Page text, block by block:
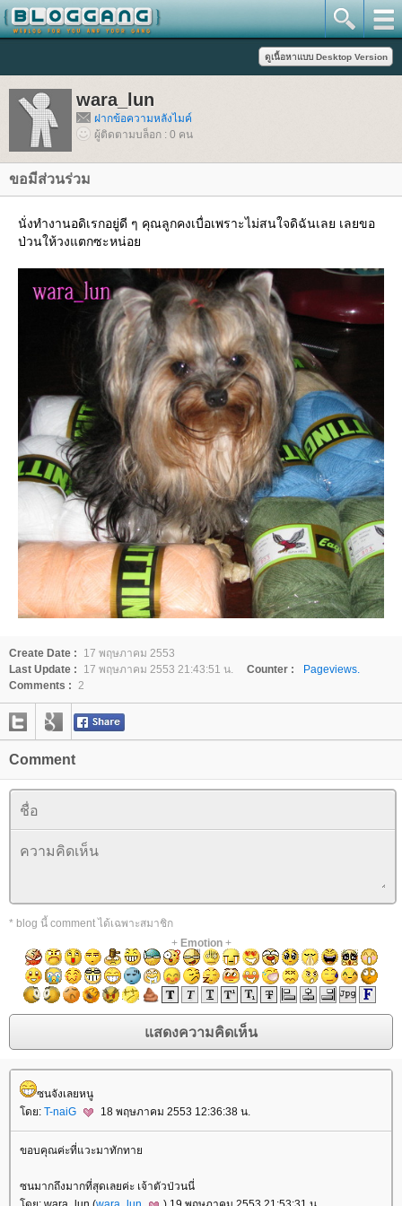
wara_lun
ฝากข้อความหลังไมค์
ผู้ติดตามบล็อก : 0 คน
ขอมีส่วนร่วม
นั่งทำงานอดิเรกอยู่ดี ๆ คุณลูกคงเบื่อเพราะไม่สนใจดิฉันเลย เลยขอ
ป่วนให้วงแตกซะหน่อ
Create Date :
17 พฤษภาคม 2553
Last Update :
17 พฤษภาคม 2553 21:43:51 น. Counter :
Pageviews.
Comments : 2
Comment
* blog นี้ comment ได้เฉพาะสมาชิก
+ Emotion+
ซนจังเลยหนู
ดย: T-naiG 18 พฤษภาคม 2553 12:36:38 น.
ขอบคุณค่ะที่แวะมาทักทา
ซนมากถึงมากที่สุดเลยค่ะ เจ้าตัวป่วนนี่